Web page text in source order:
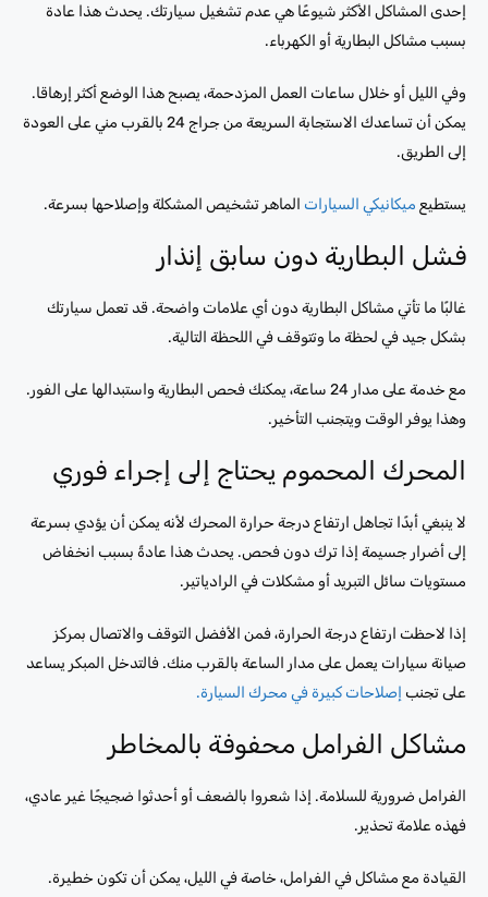
إحدى المشاكل الأكثر شيوعًا هي عدم تشغيل سيارتك. يحدث هذا عادة
بسبب مشاكل البطارية أو الكهرباء.
وفي الليل أو خلال ساعات العمل المزدحمة، يصبح هذا الوضع أكثر إرهاقا.
يمكن أن تساعدك الاستجابة السريعة من جراج 24 بالقرب مني على العودة
إلى الطريق.
يستطيع ميكانيكي السيارات الماهر تشخيص المشكلة وإصلاحها بسرعة.
فشل البطارية دون سابق إنذار
غالبًا ما تأتي مشاكل البطارية دون أي علامات واضحة. قد تعمل سيارتك
بشكل جيد في لحظة ما وتتوقف في اللحظة التالية.
مع خدمة على مدار 24 ساعة، يمكنك فحص البطارية واستبدالها على الفور.
وهذا يوفر الوقت ويتجنب التأخير.
المحرك المحموم يحتاج إلى إجراء فوري
لا ينبغي أبدًا تجاهل ارتفاع درجة حرارة المحرك لأنه يمكن أن يؤدي بسرعة
إلى أضرار جسيمة إذا ترك دون فحص. يحدث هذا عادةً بسبب انخفاض
مستويات سائل التبريد أو مشكلات في الرادياتير.
إذا لاحظت ارتفاع درجة الحرارة، فمن الأفضل التوقف والاتصال بمركز
صيانة سيارات يعمل على مدار الساعة بالقرب منك. فالتدخل المبكر يساعد
على تجنب إصلاحات كبيرة في محرك السيارة.
مشاكل الفرامل محفوفة بالمخاطر
الفرامل ضرورية للسلامة. إذا شعروا بالضعف أو أحدثوا ضجيجًا غير عادي،
فهذه علامة تحذير.
القيادة مع مشاكل في الفرامل، خاصة في الليل، يمكن أن تكون خطيرة.